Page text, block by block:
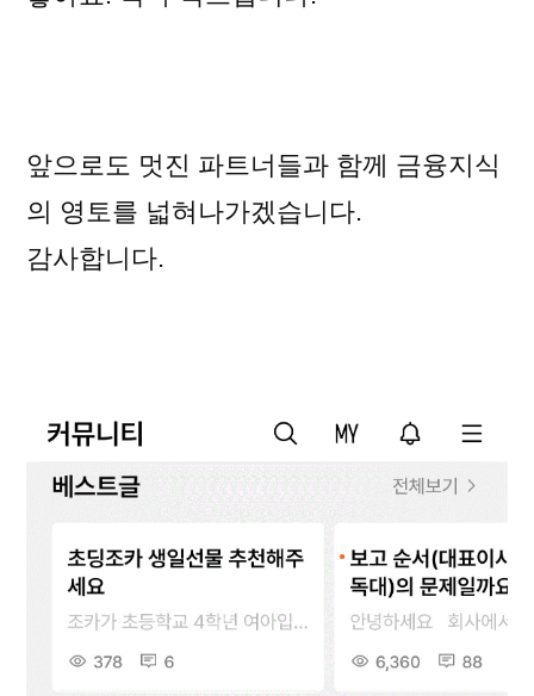
앞으로도 멋진 파트너들과 함께 금융지식
의 영토를 넓혀나가겠습니다.
감사합니다.